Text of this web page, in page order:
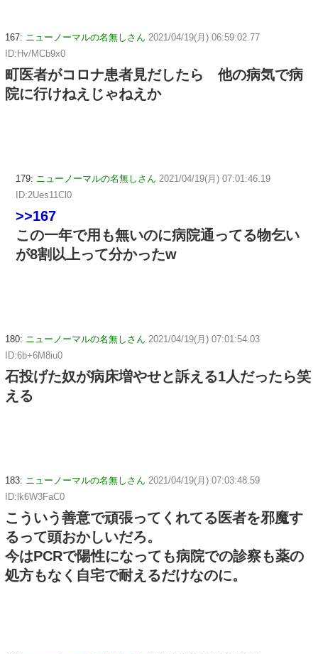
167: ニューノーマルの名無しさん 2021/04/19(月) 06:59:02.77
ID:Hv/MCb9x0
町医者がコロナ患者見だしたら 他の病気で病
院に行けねえじゃねえか
179: ニューノーマルの名無しさん 2021/04/19(月) 07:01:46.19
ID:2Ues11Cl0
>>167
この一年で用も無いのに病院通ってる物乞い
が8割以上って分かったw
180: ニューノーマルの名無しさん 2021/04/19(月) 07:01:54.03
ID:6b+6M8iu0
石投げた奴が病床増やせと訴える1人だったら笑
える
183: ニューノーマルの名無しさん 2021/04/19(月) 07:03:48.59
ID:lk6W3FaC0
こういう善意で頑張ってくれてる医者を邪魔す
るって頭おかしいだろ。
今はPCRで陽性になっても病院での診察も薬の
処方もなく自宅で耐えるだけなのに。